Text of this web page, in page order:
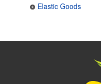
Elastic Goods